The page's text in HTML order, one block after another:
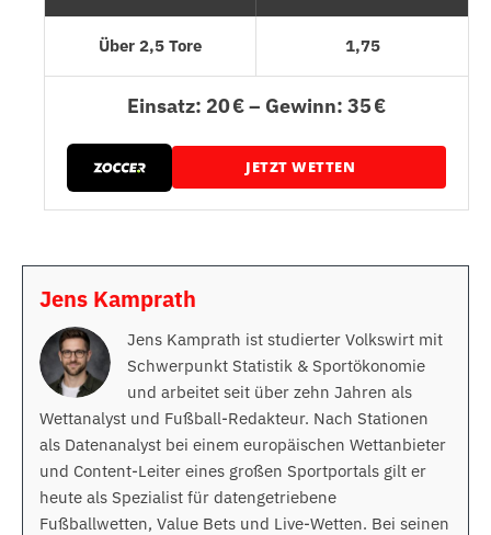
Über 2,5 Tore 1,75
Einsatz: 20 € – Gewinn: 35 €
JETZT WETTEN
Jens Kamprath
Jens Kamprath ist studierter Volkswirt mit
Schwerpunkt Statistik & Sportökonomie
und arbeitet seit über zehn Jahren als
Wettanalyst und Fußball-Redakteur. Nach Stationen
als Datenanalyst bei einem europäischen Wettanbieter
und Content-Leiter eines großen Sportportals gilt er
heute als Spezialist für datengetriebene
Fußballwetten, Value Bets und Live-Wetten. Bei seinen